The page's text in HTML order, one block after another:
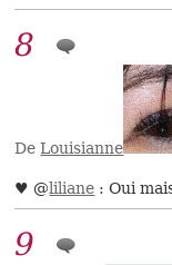
8
DeLouisianne
♥ @liliane : Oui
9